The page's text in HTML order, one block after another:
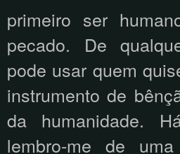
primeiro ser
pecado. De
pode usar quem
instrumento de
da humanidade.
lembro-me de